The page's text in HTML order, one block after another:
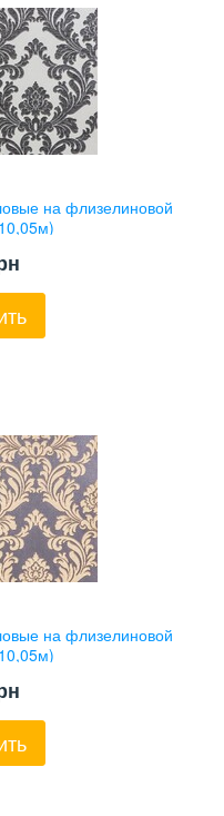
на флизелиновой
на флизелиновой